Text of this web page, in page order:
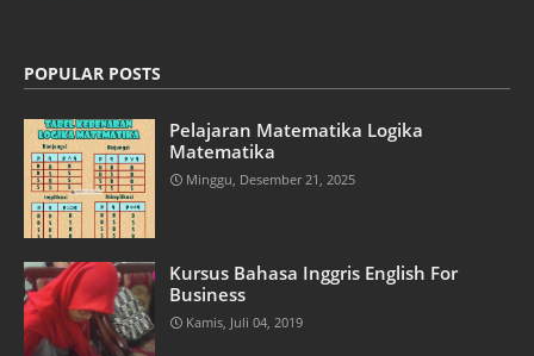
POPULAR POSTS
Pelajaran Matematika Logika
Matematika
Minggu, Desember 21, 2025
Kursus Bahasa Inggris English For
Business
Kamis, Juli 04, 2019